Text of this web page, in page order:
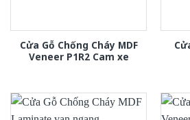
Cửa Gỗ Chống Cháy MDF
Veneer P1R2 Cam xe